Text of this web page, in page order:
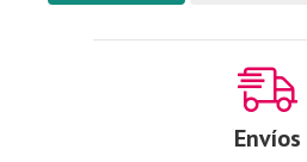
Envíos